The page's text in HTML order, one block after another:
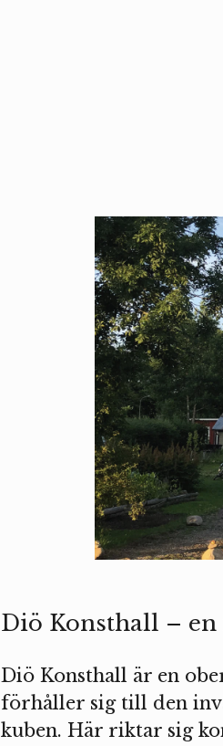
Diö Konsthall – en
Diö Konsthall är en
förhåller sig till den
kuben. Här riktar sig